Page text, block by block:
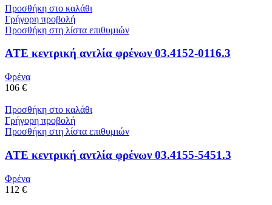
Προσθήκη στο καλάθι
Γρήγορη προβολή
Προσθήκη στη λίστα επιθυμιών
ATE κεντρική αντλία φρένων 03.4152-0116.3
Φρένα
106 €
Προσθήκη στο καλάθι
Γρήγορη προβολή
Προσθήκη στη λίστα επιθυμιών
ATE κεντρική αντλία φρένων 03.4155-5451.3
Φρένα
112 €